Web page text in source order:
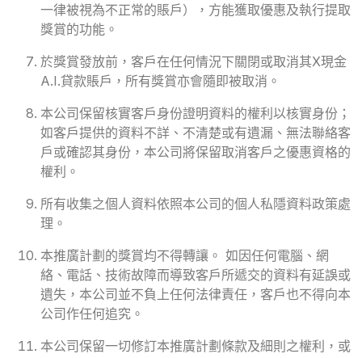
一律被視為不正常的賬戶），方能獲取優惠及執行提取
獎賞的功能。
於獎賞發放前，客戶在任何情況下關閉或取消其X現金
A.I.貸款賬戶，所有獎賞亦會隨即被取消。
本公司保留核實客戶身份證明資料的權利以核實身份；
如客戶提供的資料不詳、不清楚或有遺漏、無法聯絡客
戶或確認其身份，本公司將保留取消客戶之優惠資格的
權利。
所有收集之個人資料依照本公司的個人私隱資料政策處
理。
本推廣計劃的獎賞均不得轉讓。 如因任何電腦、網
絡、電話、技術故障而導致客戶所遞交的資料有延誤或
遺失，本公司並不負上任何法律責任，客戶也不得向本
公司作任何追究。
本公司保留一切修訂本推廣計劃條款及細則之權利，或